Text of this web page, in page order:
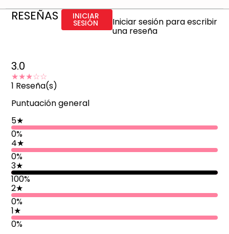
RESEÑAS INICIAR
SESIÓN Iniciar sesión para escribir
una reseña
3.0
★★★☆☆
1 Reseña(s)
Puntuación general
5★
0%
4★
0%
3★
100%
2★
0%
1★
0%